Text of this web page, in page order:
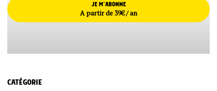
JE M’ABONNE
A partir de 39€ / an
CATÉGORIE